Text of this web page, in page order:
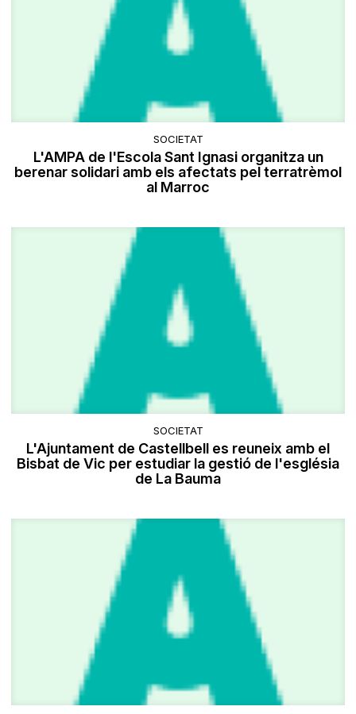
SOCIETAT
L'AMPA de l'Escola Sant Ignasi organitza un
berenar solidari amb els afectats pel terratrèmol
al Marroc
SOCIETAT
L'Ajuntament de Castellbell es reuneix amb el
Bisbat de Vic per estudiar la gestió de l'església
de La Bauma